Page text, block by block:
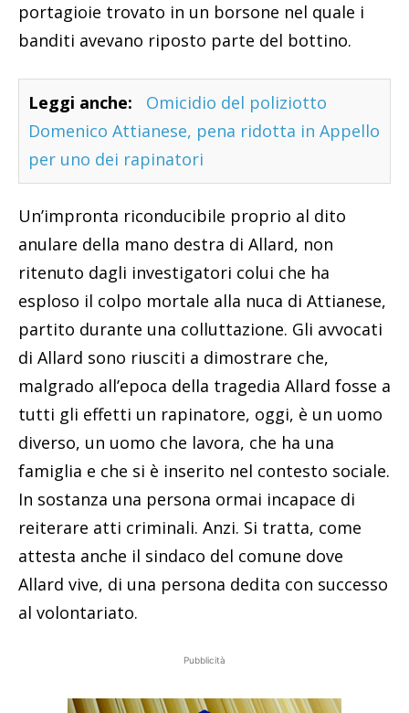
portagioie trovato in un borsone nel quale i
banditi avevano riposto parte del bottino.
Leggi anche:
Omicidio del poliziotto
Domenico Attianese, pena ridotta in Appello
per uno dei rapinatori
Un’impronta riconducibile proprio al dito
anulare della mano destra di Allard, non
ritenuto dagli investigatori colui che ha
esploso il colpo mortale alla nuca di Attianese,
partito durante una colluttazione. Gli avvocati
di Allard sono riusciti a dimostrare che,
malgrado all’epoca della tragedia Allard fosse a
tutti gli effetti un rapinatore, oggi, è un uomo
diverso, un uomo che lavora, che ha una
famiglia e che si è inserito nel contesto sociale.
In sostanza una persona ormai incapace di
reiterare atti criminali. Anzi. Si tratta, come
attesta anche il sindaco del comune dove
Allard vive, di una persona dedita con successo
al volontariato.
Pubblicità